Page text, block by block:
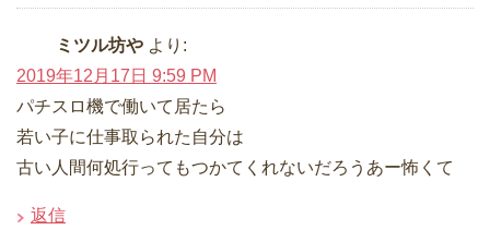
ミツル坊や より:
2019年12月17日 9:59 PM
パチスロ機で働いて居たら
若い子に仕事取られた自分は
古い人間何処行ってもつかてくれないだろうあー怖くて
返信